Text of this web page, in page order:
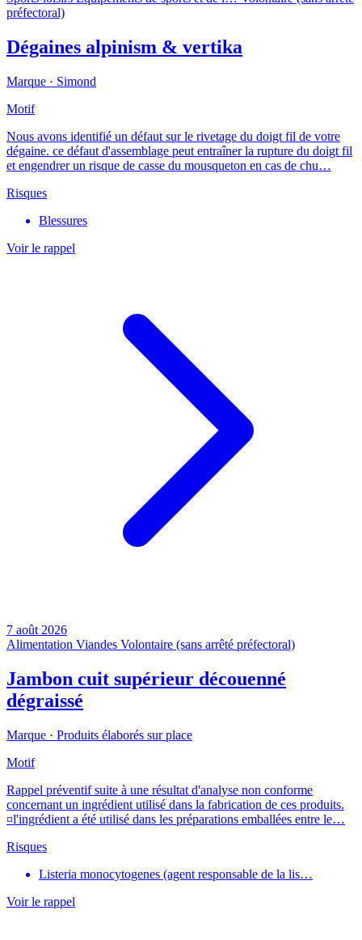
préfectoral)
Dégaines alpinism & vertika
Marque · Simond
Motif
Nous avons identifié un défaut sur le rivetage du doigt fil de votre
dégaine. ce défaut d'assemblage peut entraîner la rupture du doigt fil
et engendrer un risque de casse du mousqueton en cas de chu…
Risques
Blessures
Voir le rappel
7 août 2026
Alimentation Viandes Volontaire (sans arrêté préfectoral)
Jambon cuit supérieur découenné
dégraissé
Marque · Produits élaborés sur place
Motif
Rappel préventif suite à une résultat d'analyse non conforme
concernant un ingrédient utilisé dans la fabrication de ces produits.
¤l'ingrédient a été utilisé dans les préparations emballées entre le…
Risques
Listeria monocytogenes (agent responsable de la lis…
Voir le rappel